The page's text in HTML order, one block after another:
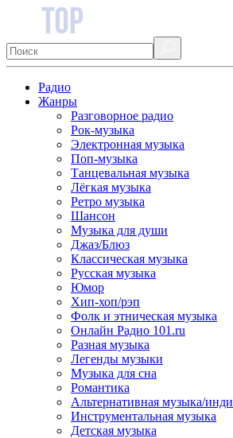
Радио
Жанры
Разговорное радио
Рок-музыка
Электронная музыка
Поп-музыка
Танцевальная музыка
Лёгкая музыка
Ретро музыка
Шансон
Музыка для души
Джаз/Блюз
Классическая музыка
Русская музыка
Юмор
Хип-хоп/рэп
Фолк и этническая музыка
Онлайн Радио 101.ru
Разная музыка
Легенды музыки
Музыка для сна
Романтика
Альтернативная музыка/инди
Инструментальная музыка
Детская музыка